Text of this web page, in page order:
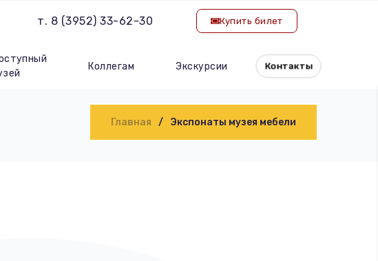
т. 8 (3952) 33-62-30 Купить билет
Коллегам Экскурсии Контакты
Главная Экспонаты музея мебели